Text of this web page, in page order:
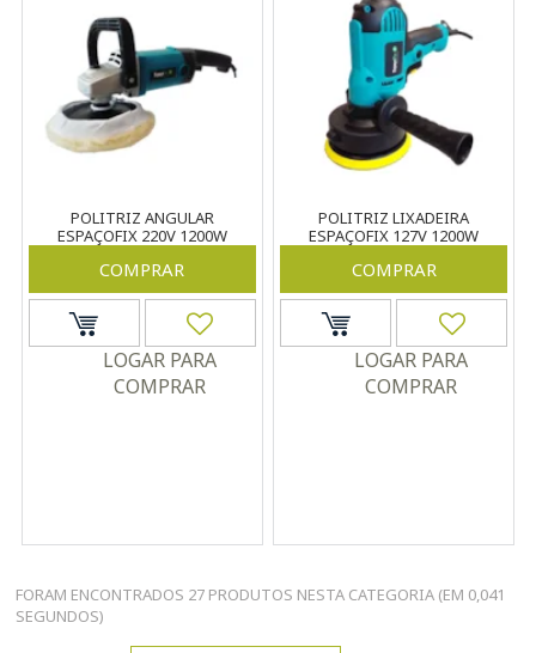
POLITRIZ ANGULAR
ESPAÇOFIX 220V 1200W
COMPRAR
LOGAR PARA
COMPRAR
POLITRIZ LIXADEIRA
ESPAÇOFIX 127V 1200W
COMPRAR
LOGAR PARA
COMPRAR
FORAM ENCONTRADOS 27 PRODUTOS NESTA CATEGORIA (EM 0,041
SEGUNDOS)